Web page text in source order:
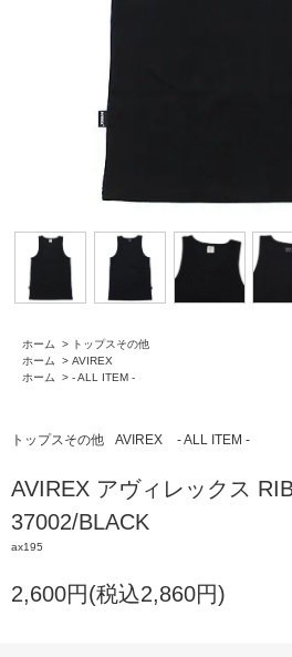
ホーム > トップスその他
ホーム
> AVIREX
ホーム
> - ALL ITEM -
トップスその他 AVIREX - ALL ITEM -
AVIREX アヴィレックス
37002/BLACK
ax195
2,600円(税込2,860円)